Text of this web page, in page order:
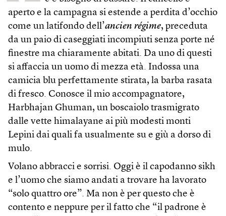
aperto e la campagna si estende a perdita d’occhio
come un latifondo dell’ancien régime, preceduta
da un paio di caseggiati incompiuti senza porte né
finestre ma chiaramente abitati. Da uno di questi
si affaccia un uomo di mezza età. Indossa una
camicia blu perfettamente stirata, la barba rasata
di fresco. Conosce il mio accompagnatore,
Harbhajan Ghuman, un boscaiolo trasmigrato
dalle vette himalayane ai più modesti monti
Lepini dai quali fa usualmente su e giù a dorso di
mulo.
Volano abbracci e sorrisi. Oggi è il capodanno sikh
e l’uomo che siamo andati a trovare ha lavorato
“solo quattro ore”. Ma non è per questo che è
contento e neppure per il fatto che “il padrone è